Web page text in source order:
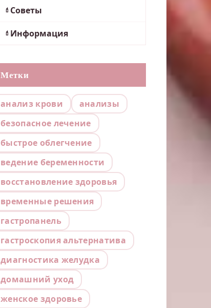
Советы
Информация
Метки
анализ крови
анализы
безопасное лечение
быстрое облегчение
ведение беременности
восстановление здоровья
временные решения
гастропанель
гастроскопия альтернатива
диагностика желудка
домашний уход
женское здоровье